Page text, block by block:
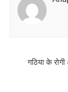
गठिया के